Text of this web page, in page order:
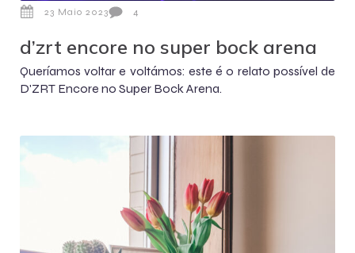
23 Maio 2023 4
d’zrt encore no super bock arena
Queríamos voltar e voltámos: este é o relato possível de
D'ZRT Encore no Super Bock Arena.